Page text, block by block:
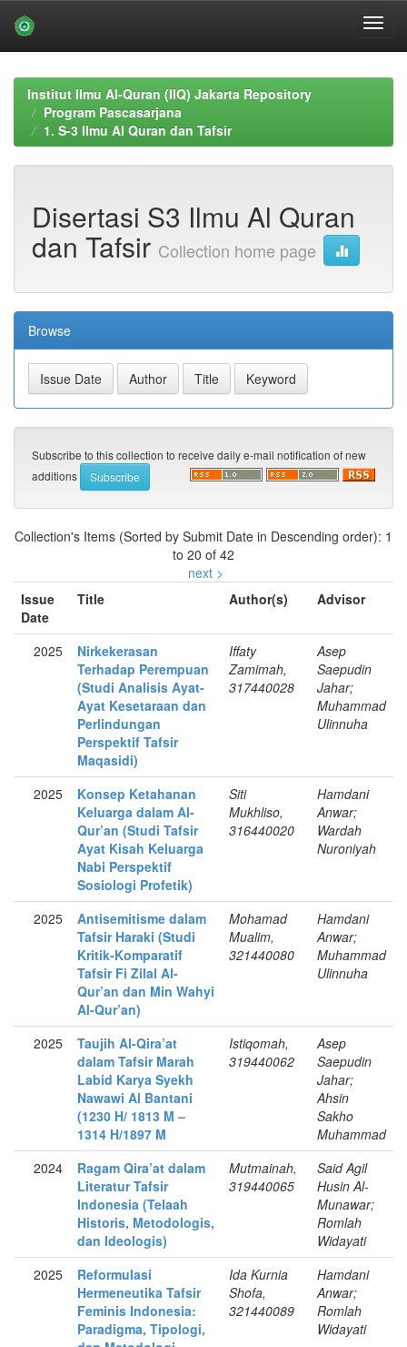
navigationInstitut Ilmu Al-Quran (IIQ) Jakarta Repository
Program Pascasarjana
1. S-3 Ilmu Al Quran dan Tafsir
Disertasi S3 Ilmu Al Quran
dan Tafsir Collection home page
Browse
Subscribe to this collection to receive daily e-mail notification of new
additions
Collection's Items (Sorted by Submit Date in Descending order): 1
to 20 of 42
next >
Issue
Date
Title Author(s) Advisor
2025
Nirkekerasan
Terhadap Perempuan
(Studi Analisis Ayat-
Ayat Kesetaraan dan
Perlindungan
Perspektif Tafsir
Maqasidi)
Iffaty
Zamimah,
317440028
Asep
Saepudin
Jahar;
Muhammad
Ulinnuha
2025
Konsep Ketahanan
Keluarga dalam Al-
Qur’an (Studi Tafsir
Ayat Kisah Keluarga
Nabi Perspektif
Sosiologi Profetik)
Siti
Mukhliso,
316440020
Hamdani
Anwar;
Wardah
Nuroniyah
2025
Antisemitisme dalam
Tafsir Haraki (Studi
Kritik-Komparatif
Tafsir Fi Zilal Al-
Qur’an dan Min Wahyi
Al-Qur’an)
Mohamad
Mualim,
321440080
Hamdani
Anwar;
Muhammad
Ulinnuha
2025
Taujih Al-Qira’at
dalam Tafsir Marah
Labid Karya Syekh
Nawawi Al Bantani
(1230 H/ 1813 M –
1314 H/1897 M
Istiqomah,
319440062
Asep
Saepudin
Jahar;
Ahsin
Sakho
Muhammad
2024
Ragam Qira’at dalam
Literatur Tafsir
Indonesia (Telaah
Historis, Metodologis,
dan Ideologis)
Mutmainah,
319440065
Said Agil
Husin Al-
Munawar;
Romlah
Widayati
2025
Reformulasi
Hermeneutika Tafsir
Feminis Indonesia:
Paradigma, Tipologi,
Ida Kurnia
Shofa,
321440089
Hamdani
Anwar;
Romlah
Widayati